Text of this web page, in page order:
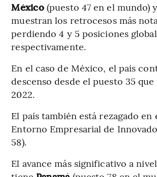
México(puesto 47 en el mundo) y
muestran los retrocesos más
perdiendo 4 y 5 posiciones
respectivamente.
En el caso de México, el país
descenso desde el puesto 35
2022.
El país también está rezagado
Entorno Empresarial de
58).
El avance más significativo a